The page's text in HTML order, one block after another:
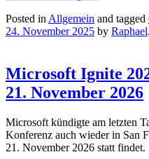
Posted in Allgemein and tagged
24. November 2025 by Raphael.
Microsoft Ignite
21. November 2026
Microsoft kündigte am letzten
Konferenz auch wieder in San
21. November 2026 statt findet.